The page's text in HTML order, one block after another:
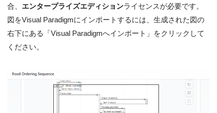
合、 エンタープライズエディションライセンスが必要です。
図をVisual Paradigmにインポートするには、生成された図の
右下にある「Visual Paradigmへインポート」をクリックして
ください。